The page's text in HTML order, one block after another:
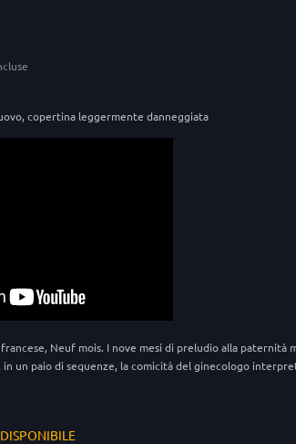
copertina leggermente danneggiata
Neuf mois. I nove mesi di preludio alla paternità
un paio di sequenze, la comicità del ginecologo